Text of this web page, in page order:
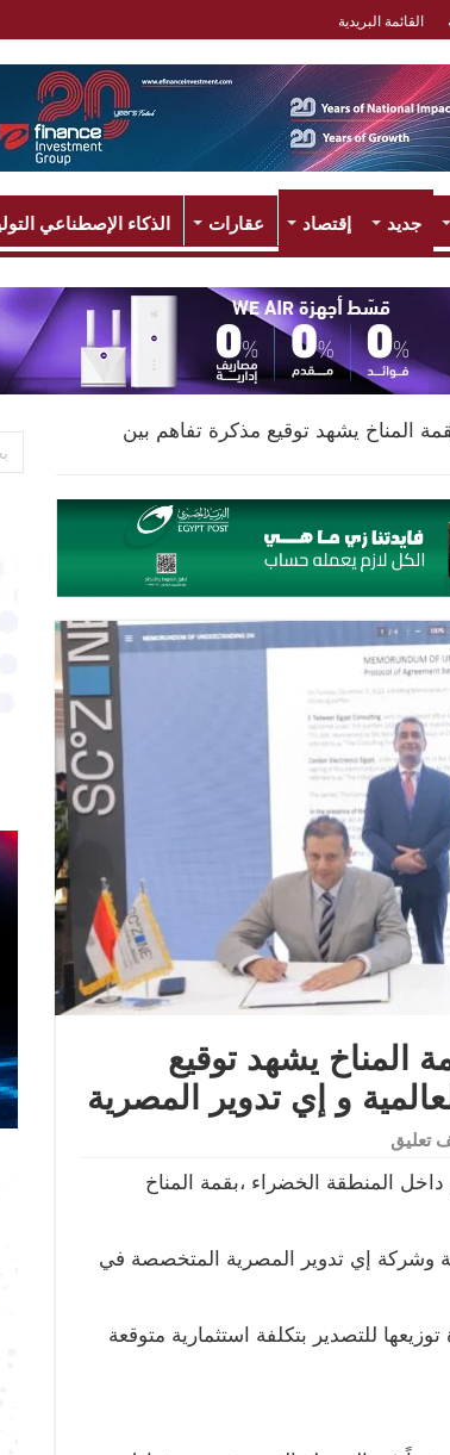
القائمة البريدية
جديد إقتصاد عقارات الذكاء الإصطناعي
المناخ يشهد توقيع مذكرة تفاهم بين
المناخ يشهد توقيع
و إي تدوير المصرية
تعليق
المنطقة الخضراء ،بقمة المناخ
وشركة إي تدوير المصرية المتخصصة في
للتصدير بتكلفة استثمارية متوقعة